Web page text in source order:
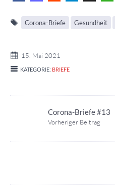
Corona-Briefe Gesundheit
15. Mai 2021
KATEGORIE: BRIEFE
Corona-Briefe #13
Vorheriger Beitrag